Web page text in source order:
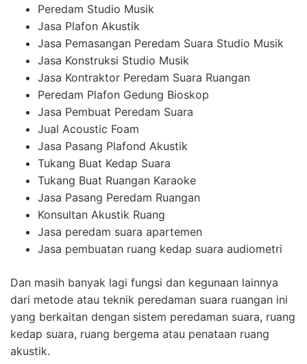
Peredam Studio Musik
Jasa Plafon Akustik
Jasa Pemasangan Peredam Suara Studio Musik
Jasa Konstruksi Studio Musik
Jasa Kontraktor Peredam Suara Ruangan
Peredam Plafon Gedung Bioskop
Jasa Pembuat Peredam Suara
Jual Acoustic Foam
Jasa Pasang Plafond Akustik
Tukang Buat Kedap Suara
Tukang Buat Ruangan Karaoke
Jasa Pasang Peredam Ruangan
Konsultan Akustik Ruang
Jasa peredam suara apartemen
Jasa pembuatan ruang kedap suara audiometri
Dan masih banyak lagi fungsi dan kegunaan lainnya
dari metode atau teknik peredaman suara ruangan ini
yang berkaitan dengan sistem peredaman suara, ruang
kedap suara, ruang bergema atau penataan ruang
akustik.